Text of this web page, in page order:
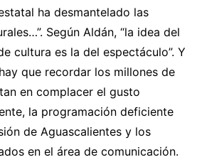
ha desmantelado las
Según Aldán, “la idea del
cultura es la del espectáculo”. Y
que recordar los millones de
en complacer el gusto
la programación deficiente
de Aguascalientes y los
en el área de comunicación.